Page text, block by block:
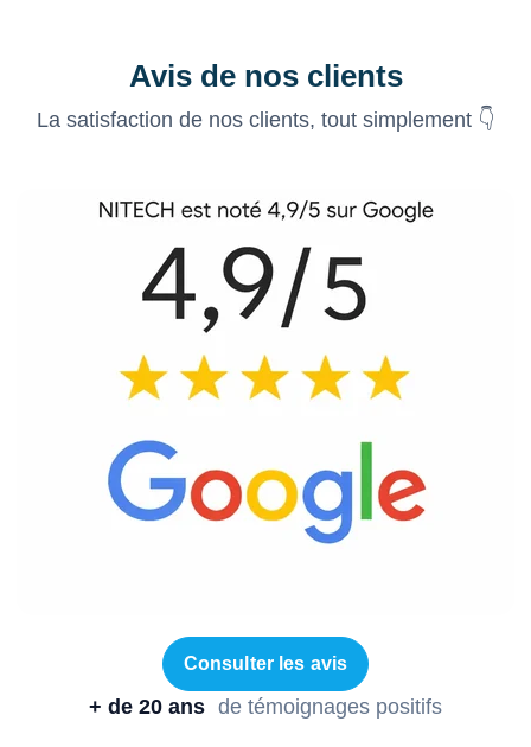
Avis de nos clients
La satisfaction de nos clients, tout simplement 👇
Consulter les avis
+ de 20 ans de témoignages positifs